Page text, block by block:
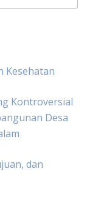
Kesehatan
Kontroversial
Desa
dan